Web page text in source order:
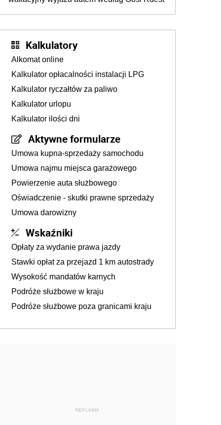
Kalkulatory
Alkomat online
Kalkulator opłacalności instalacji LPG
Kalkulator ryczałtów za paliwo
Kalkulator urlopu
Kalkulator ilości dni
Aktywne formularze
Umowa kupna-sprzedaży samochodu
Umowa najmu miejsca garażowego
Powierzenie auta służbowego
Oświadczenie - skutki prawne sprzedaży
Umowa darowizny
Wskaźniki
Opłaty za wydanie prawa jazdy
Stawki opłat za przejazd 1 km autostrady
Wysokość mandatów karnych
Podróże służbowe w kraju
Podróże służbowe poza granicami kraju
REKLAMA